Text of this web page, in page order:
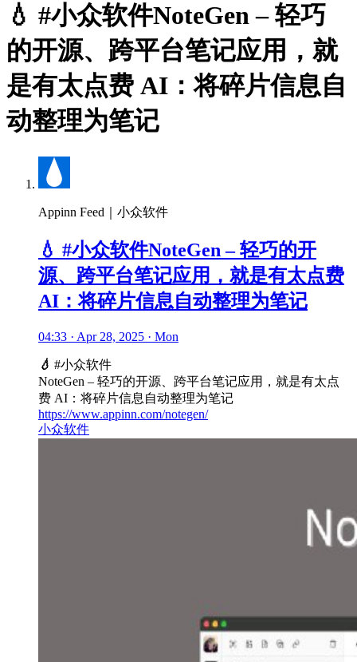
💧 #小众软件NoteGen – 轻巧
的开源、跨平台笔记应用，就
是有太点费 AI：将碎片信息自
动整理为笔记
Appinn Feed｜小众软件
💧 #小众软件NoteGen – 轻巧的开
源、跨平台笔记应用，就是有太点费
AI：将碎片信息自动整理为笔记
04:33 · Apr 28, 2025 · Mon
💧 #小众软件
NoteGen – 轻巧的开源、跨平台笔记应用，就是有太点
费 AI：将碎片信息自动整理为笔记
https://www.appinn.com/notegen/
小众软件